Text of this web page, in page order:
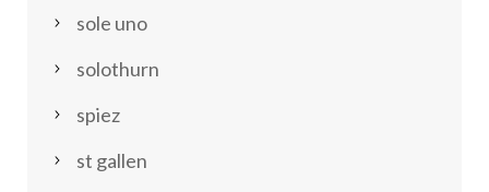
sole uno
solothurn
spiez
st gallen